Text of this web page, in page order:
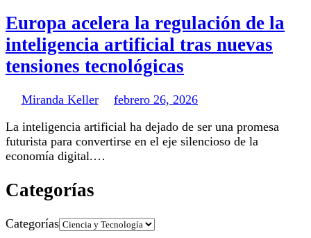
Europa acelera la regulación de la
inteligencia artificial tras nuevas
tensiones tecnológicas
Miranda Keller
febrero 26, 2026
La inteligencia artificial ha dejado de ser una promesa
futurista para convertirse en el eje silencioso de la
economía digital.…
Categorías
Categorías